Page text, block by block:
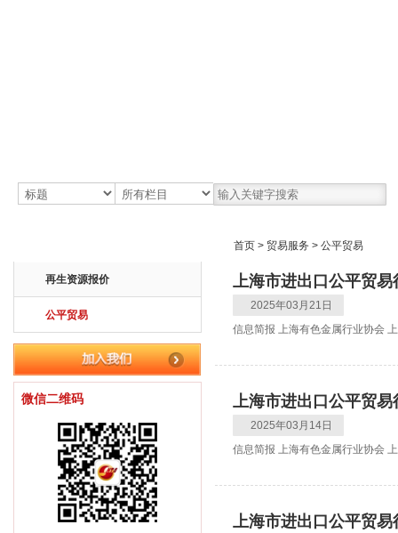
再生资源报价
公平贸易
微信二维码
首页 > 贸易服务 > 公平贸易
上海市进出口公平贸
2025年03月21日
信息简报 上海有色金属行业协会
上海市进出口公平贸
2025年03月14日
信息简报 上海有色金属行业协会
上海市进出口公平贸